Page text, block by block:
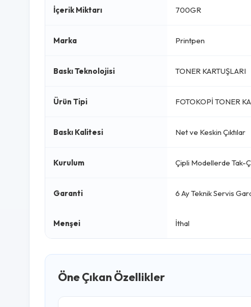
İçerik Miktarı 700GR
Marka Printpen
Baskı Teknolojisi TONER KARTUŞLARI
Ürün Tipi FOTOKOPİ TONER
Baskı Kalitesi Net ve Keskin Çıktılar
Kurulum Çipli Modellerde Tak-
Garanti 6 Ay Teknik Servis
Menşei İthal
Öne Çıkan Özellikler